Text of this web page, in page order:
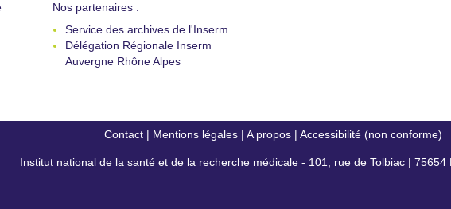
Nos partenaires :
Service des archives de l'Inserm
Délégation Régionale Inserm
Auvergne Rhône Alpes
Contact| Mentions légales| A propos| Accessibilité (non conforme)
Institut national de la santé et de la recherche médicale - 101, rue de Tolbiac | 75654